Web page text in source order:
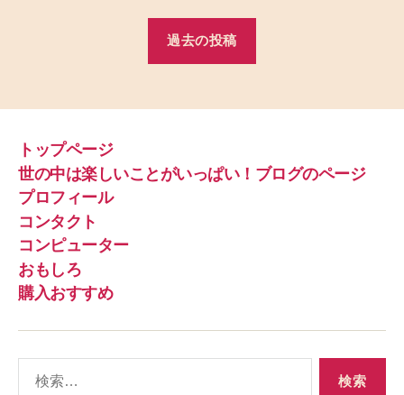
過去の投稿
トップページ
世の中は楽しいことがいっぱい！ブログのページ
プロフィール
コンタクト
コンピューター
おもしろ
購入おすすめ